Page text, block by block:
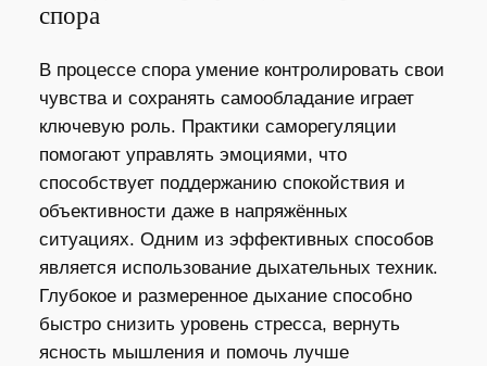
спора
В процессе спора умение контролировать свои
чувства и сохранять самообладание играет
ключевую роль. Практики саморегуляции
помогают управлять эмоциями, что
способствует поддержанию спокойствия и
объективности даже в напряжённых
ситуациях. Одним из эффективных способов
является использование дыхательных техник.
Глубокое и размеренное дыхание способно
быстро снизить уровень стресса, вернуть
ясность мышления и помочь лучше